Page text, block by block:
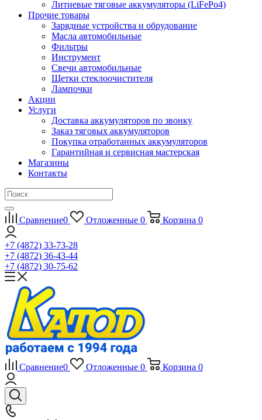
Литиевые тяговые аккумуляторы (LiFePo4)
Прочие товары
Зарядные устройства и обрудование
Масла автомобильные
Фильтры
Инструмент
Свечи автомобильные
Щетки стеклоочистителя
Лампочки
Акции
Услуги
Доставка аккумуляторов по звонку
Заказ тяговых аккумуляторов
Покупка отработанных аккумуляторов
Гарантийная и сервисная мастерская
Магазины
Контакты
Сравнение0 Отложенные 0 Корзина 0
+7 (4872) 33-73-28
+7 (4872) 36-43-44
+7 (4872) 30-75-62
Сравнение0 Отложенные 0 Корзина 0